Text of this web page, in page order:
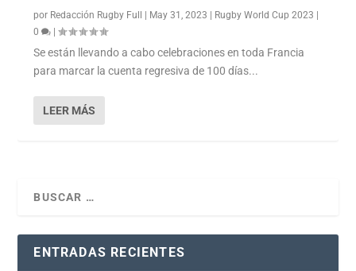
por Redacción Rugby Full | May 31, 2023 | Rugby World Cup 2023 |
0
|
Se están llevando a cabo celebraciones en toda Francia
para marcar la cuenta regresiva de 100 días...
LEER MÁS
ENTRADAS RECIENTES